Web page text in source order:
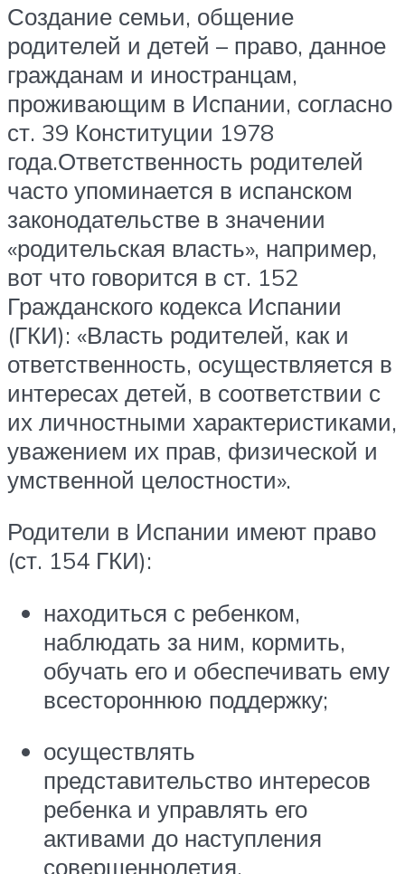
Создание семьи, общение
родителей и детей – право, данное
гражданам и иностранцам,
проживающим в Испании, согласно
ст. 39 Конституции 1978
года.Ответственность родителей
часто упоминается в испанском
законодательстве в значении
«родительская власть», например,
вот что говорится в ст. 152
Гражданского кодекса Испании
(ГКИ): «Власть родителей, как и
ответственность, осуществляется в
интересах детей, в соответствии с
их личностными характеристиками,
уважением их прав, физической и
умственной целостности».
Родители в Испании имеют право
(ст. 154 ГКИ):
находиться с ребенком,
наблюдать за ним, кормить,
обучать его и обеспечивать ему
всестороннюю поддержку;
осуществлять
представительство интересов
ребенка и управлять его
активами до наступления
совершеннолетия.